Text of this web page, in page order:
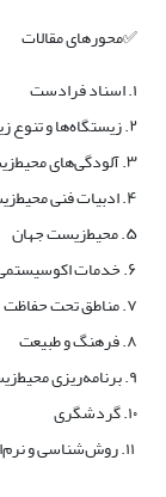
✅محورهای مقالات
۱. اسناد فرادست
۲. زیستگاه‌ها و تنوع زیستی گیاهی و جانوری
۳. آلودگی‌های محیط‌زیست
۴. ادبیات فنی محیط‌زیست
۵. محیط‌زیست جهان
۶. خدمات اکوسیستمی
۷. مناطق تحت حفاظت
۸. فرهنگ و طبیعت
۹. برنامه‌ریزی محیط‌زیست و سرزمین
۱۰. گردشگری